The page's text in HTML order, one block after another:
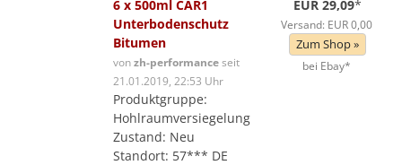
6 x 500ml CAR1
Unterbodenschutz
Bitumen
vonzh-performanceseit
21.01.2019, 22:53 Uhr
Produktgruppe:
Hohlraumversiegelung
Zustand: Neu
Standort: 57*** DE
EUR 29,09*
Versand: EUR 0,00
Zum Shop »
bei Ebay*